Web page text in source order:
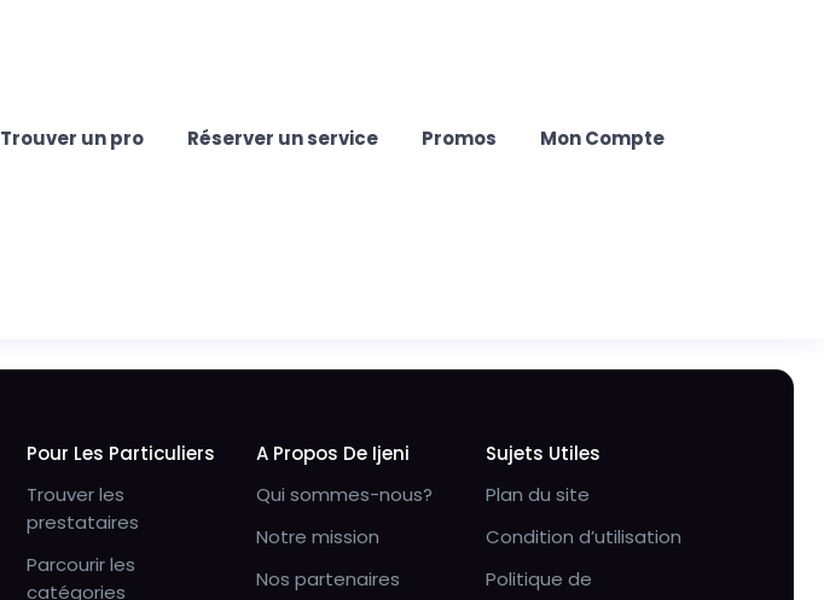
Trouver un pro Réserver un service Promos Mon Compte
Pour Les Particuliers
Trouver les
prestataires
Parcourir les
catégories
A Propos De Ijeni
Qui sommes-nous?
Notre mission
Nos partenaires
Sujets Utiles
Plan du site
Condition d’utilisation
Politique de